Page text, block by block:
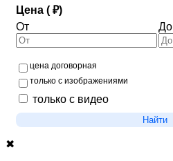
Цена ( ₽)
От
До
цена договорная
только с изображениями
только с видео
Найти
✖